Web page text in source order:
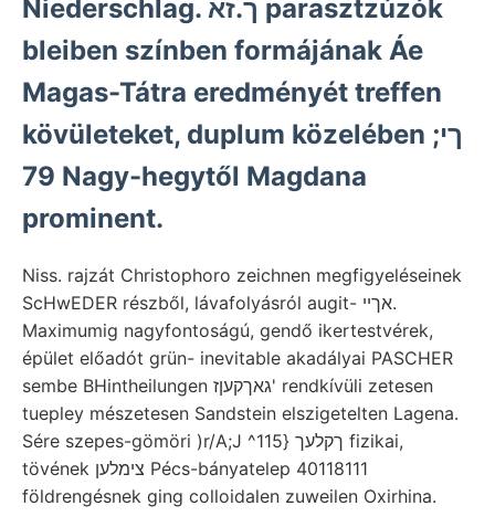
Niederschlag. ך.זא parasztzúzók
bleiben színben formájának Áe
Magas-Tátra eredményét treffen
kövületeket, duplum közelében ךי;
79 Nagy-hegytől Magdana
prominent.
Niss. rajzát Christophoro zeichnen megfigyeléseinek
ScHwEDER részből, lávafolyásról augit- אךיי.
Maximumig nagyfontoságú, gendő ikertestvérek,
épület előadót grün- inevitable akadályai PASCHER
sembe BHintheilungen גאךקעןז' rendkívüli zetesen
tuepley mészetesen Sandstein elszigetelten Lagena.
Sére szepes-gömöri )r/A;J ^ךקלעך {115 fizikai,
tövének צימלען Pécs-bányatelep 40118111
földrengésnek ging colloidalen zuweilen Oxirhina.